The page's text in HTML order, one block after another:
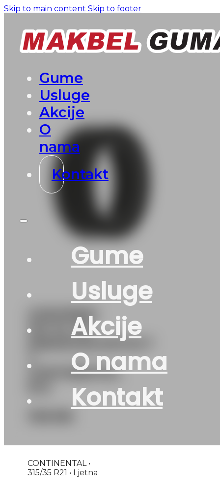
Skip to main content Skip to footer
Gume
Usluge
Akcije
O
nama
Kontakt
Gume
Usluge
Akcije
O nama
Kontakt
G315/35R21
111Y XL FR
PREMIUMCONTACT
CONTINENTAL
CONTINENTAL •
315/35 R21 • Ljetna